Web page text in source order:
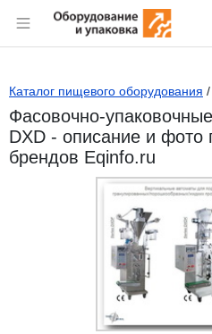
Раздел навигации
Каталог пищевого оборудования /
Фасовочно-
DXD - описание и фото
брендов Eqinfo.ru